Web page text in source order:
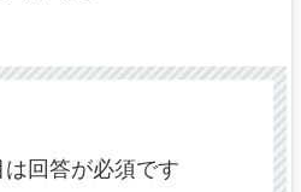
は回答が必須です